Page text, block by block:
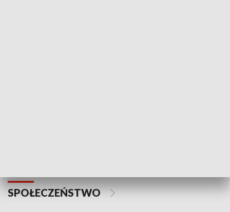
SPOŁECZEŃSTWO